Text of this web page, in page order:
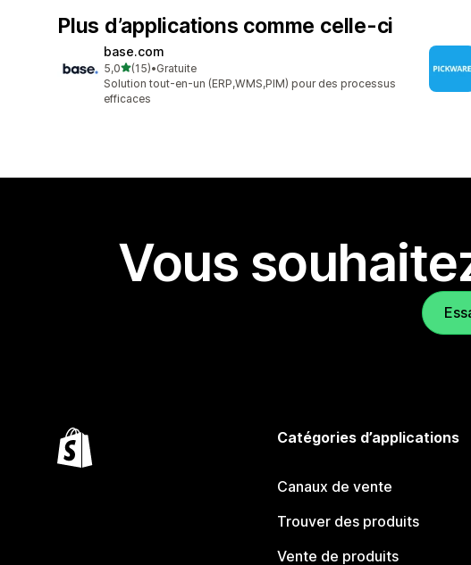
Plus d’applications comme celle-ci
base.com
5,0étoile(s) sur 5
(15)
15 avis au total
•Gratuite
Solution tout-en-un (ERP,WMS,PIM) pour des processus
efficaces
Vous
Catégories d’applications
Canaux de vente
Trouver des produits
Vente de produits